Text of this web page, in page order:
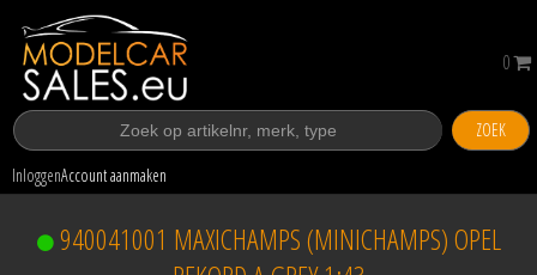
ZOEK
InloggenAccount aanmaken
0
940041001 MAXICHAMPS (MINICHAMPS) OPEL